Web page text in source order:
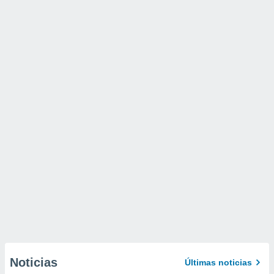
Noticias Últimas noticias